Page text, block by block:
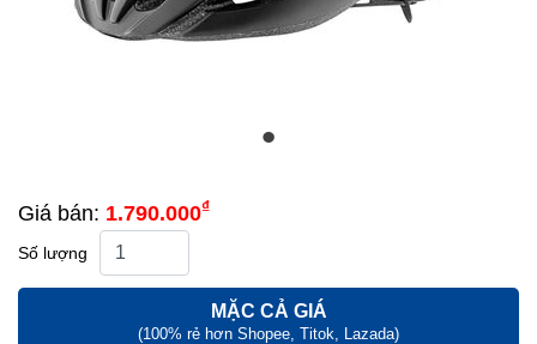
Giá bán: 1.790.000₫
Số lượng
MẶC CẢ GIÁ
(100% rẻ hơn Shopee, Titok, Lazada)